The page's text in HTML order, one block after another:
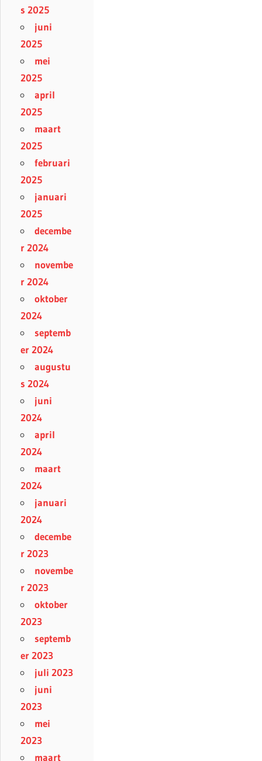
s 2025
juni
2025
mei
2025
april
2025
maart
2025
februari
2025
januari
2025
decembe
r 2024
novembe
r 2024
oktober
2024
septemb
er 2024
augustu
s 2024
juni
2024
april
2024
maart
2024
januari
2024
decembe
r 2023
novembe
r 2023
oktober
2023
septemb
er 2023
juli 2023
juni
2023
mei
2023
maart